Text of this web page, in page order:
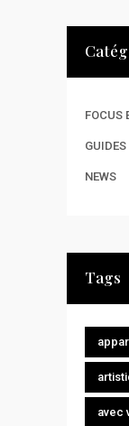
FOCUS
GUIDES
NEWS
Tags
avec